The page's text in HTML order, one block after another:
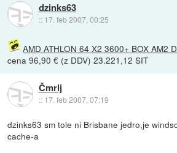
dzinks63
:: 17. feb 2007, 00:25
AMD ATHLON 64 X2 3600+ BOX AM2
cena 96,90 € (z DDV) 23.221,12 SIT
Čmrlj
:: 17. feb 2007, 07:19
dzinks63 sm tole ni Brisbane jedro,je
cache-a